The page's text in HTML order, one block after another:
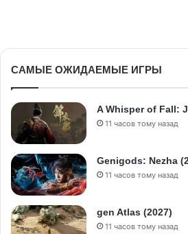
САМЫЕ ОЖИДАЕМЫЕ ИГРЫ
A Whisper of Fall:
11 часов тому назад
Genigods: Nezha
11 часов тому назад
gen Atlas (2027)
11 часов тому назад